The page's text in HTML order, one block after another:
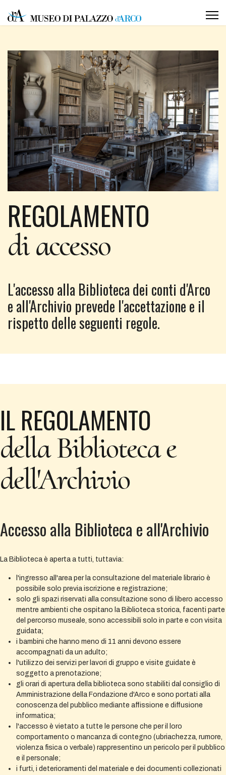
REGOLAMENTO
di accesso
L'accesso alla Biblioteca dei conti d'Arco
e all'Archivio prevede l'accettazione e il
rispetto delle seguenti regole.
IL REGOLAMENTO
della Biblioteca e
dell'Archivio
Accesso alla Biblioteca e all'Archivio
La Biblioteca è aperta a tutti, tuttavia:
l'ingresso all'area per la consultazione del materiale librario è
possibile solo previa iscrizione e registrazione;
solo gli spazi riservati alla consultazione sono di libero accesso
mentre ambienti che ospitano la Biblioteca storica, facenti parte
del percorso museale, sono accessibili solo in parte e con visita
guidata;
i bambini che hanno meno di 11 anni devono essere
accompagnati da un adulto;
l'utilizzo dei servizi per lavori di gruppo e visite guidate è
soggetto a prenotazione;
gli orari di apertura della biblioteca sono stabiliti dal consiglio di
Amministrazione della Fondazione d'Arco e sono portati alla
conoscenza del pubblico mediante affissione e diffusione
informatica;
l'accesso è vietato a tutte le persone che per il loro
comportamento o mancanza di contegno (ubriachezza, rumore,
violenza fisica o verbale) rappresentino un pericolo per il pubblico
e il personale;
i furti, i deterioramenti del materiale e dei documenti collezionati